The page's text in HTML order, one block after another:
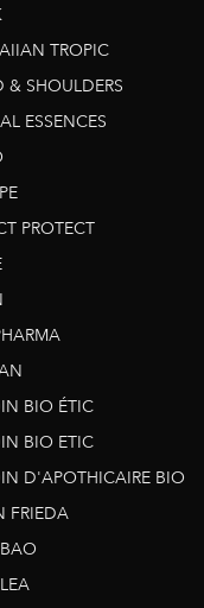
TROPIC
& SHOULDERS
ESSENCES
PROTECT
BIO ÉTIC
BIO ETIC
D'APOTHICAIRE BIO
FRIEDA